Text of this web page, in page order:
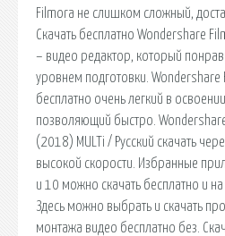
Filmora не слишком сложный,
Скачать бесплатно Wondershare
– видео редактор, который
уровнем подготовки. Wondershare
бесплатно очень легкий в
позволяющий быстро.
(2018) MULTi / Русский скачать
высокой скорости. Избранные
и 10 можно скачать бесплатно и
Здесь можно выбрать и скачать
монтажа видео бесплатно без.